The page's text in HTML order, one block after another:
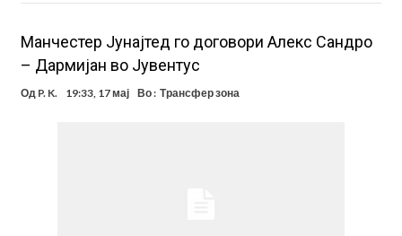
Манчестер Јунајтед го договори Алекс Сандро
– Дармијан во Јувентус
Од P. K. 19:33, 17 мај Во : Трансфер зона